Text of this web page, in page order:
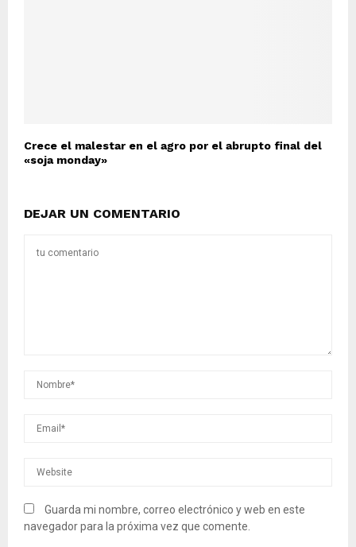
Crece el malestar en el agro por el abrupto final del
«soja monday»
DEJAR UN COMENTARIO
Guarda mi nombre, correo electrónico y web en este
navegador para la próxima vez que comente.